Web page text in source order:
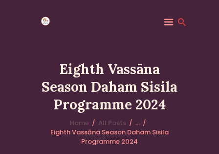
Eighth Vassāna
Season Daham Sisila
Programme 2024
Home All Posts
...
Eighth Vassāna Season Daham Sisila
Programme 2024
HOME
MINDFULNESS
EVENTS
GALLERY
MK COMMUNITY